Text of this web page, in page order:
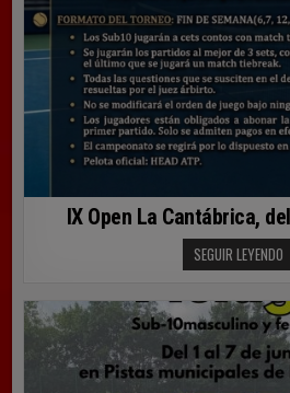
IX Open La Cantábrica,
SEGUIR LEYENDO
6